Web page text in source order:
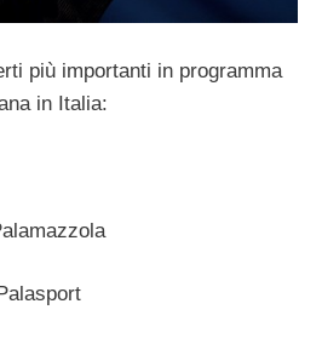
più importanti in programma
in Italia: